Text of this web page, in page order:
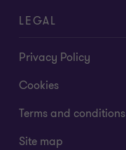
LEGAL
Privacy Policy
Cookies
Terms and conditions
Site map